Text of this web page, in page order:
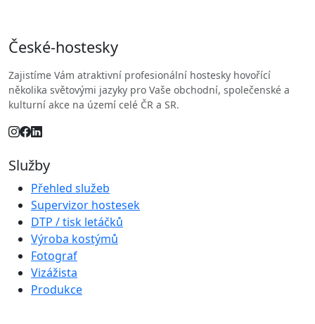
České-hostesky
Zajistíme Vám atraktivní profesionální hostesky hovořící
několika světovými jazyky pro Vaše obchodní, společenské a
kulturní akce na území celé ČR a SR.
Služby
Přehled služeb
Supervizor hostesek
DTP / tisk letáčků
Výroba kostýmů
Fotograf
Vizážista
Produkce